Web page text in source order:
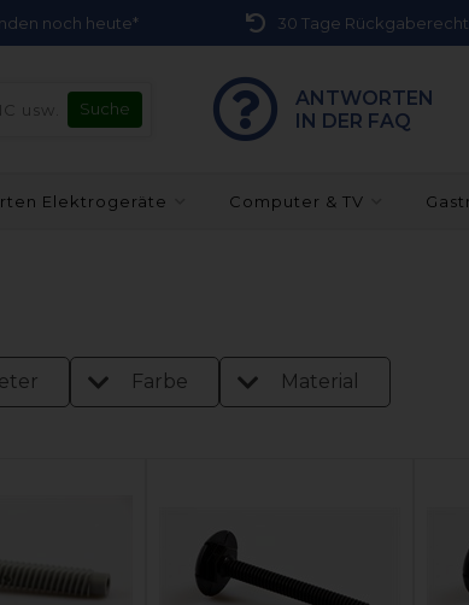
noch heute* 30 Tage Rückgaberecht
ANTWORTEN
IN DER FAQ
Elektrogeräte Computer & TV
Farbe Material